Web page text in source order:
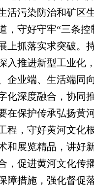
活污染防治和矿区
，守好守牢“三条
上抓落实求突破。
入推进新型工业化
企业端、生活端同
化深度融合，协同
在保护传承弘扬黄
程，守好黄河文化
和展览精品，讲好
，促进黄河文化传
障措施，强化督促